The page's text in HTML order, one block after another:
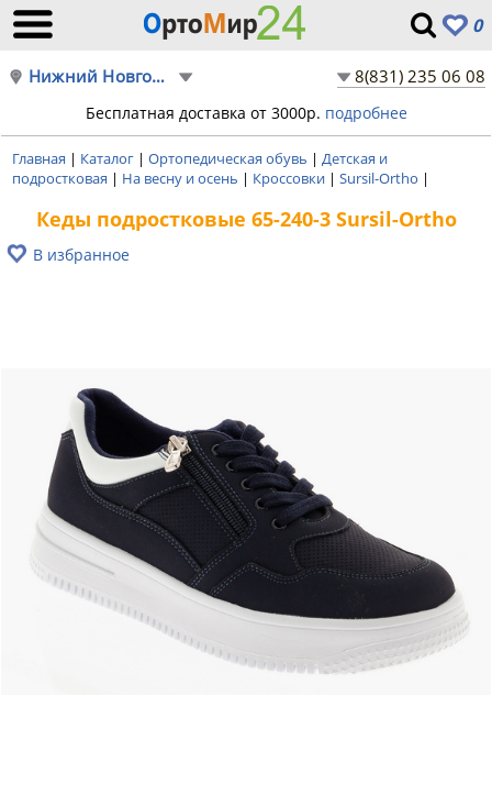
0
Нижний Новгород 8(831) 235 06 08
Бесплатная доставка от 3000р. подробнее
Главная | Каталог | Ортопедическая обувь | Детская и
подростковая | На весну и осень | Кроссовки | Sursil-Ortho |
Кеды подростковые 65-240-3 Sursil-Ortho
В избранное